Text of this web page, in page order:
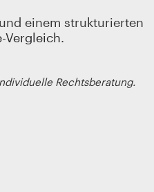
einem strukturierten
Vergleich.
Rechtsberatung.